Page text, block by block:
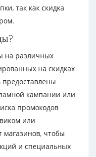
так как скидка
на различных
на скидках
предоставлены
кампании или
промокодов
или
магазинов, чтобы
и специальных